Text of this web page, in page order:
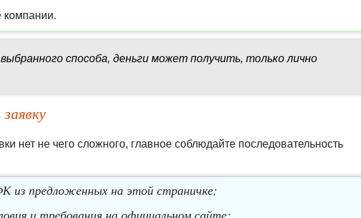
способа, деньги может получить, только лично
нет не чего сложного, главное соблюдайте последовательность
предложенных на этой страничке;
и требования на официальном сайте;